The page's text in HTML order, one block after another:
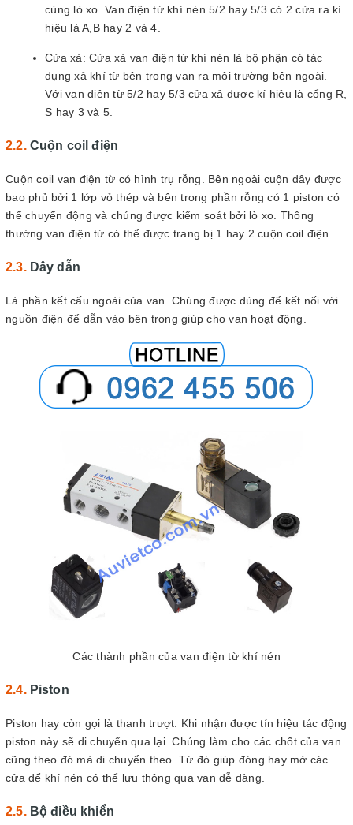
cùng lò xo. Van điện từ khí nén 5/2 hay 5/3 có 2 cửa ra kí
hiệu là A,B hay 2 và 4.
Cửa xả: Cửa xả van điện từ khí nén là bộ phận có tác
dụng xả khí từ bên trong van ra môi trường bên ngoài.
Với van điện từ 5/2 hay 5/3 cửa xả được kí hiệu là cổng R,
S hay 3 và 5.
Cuộn coil điện
Cuộn coil van điện từ có hình trụ rỗng. Bên ngoài cuộn dây được
bao phủ bởi 1 lớp vỏ thép và bên trong phần rỗng có 1 piston có
thể chuyển động và chúng được kiểm soát bởi lò xo. Thông
thường van điện từ có thể được trang bị 1 hay 2 cuộn coil điện.
Dây dẫn
Là phần kết cấu ngoài của van. Chúng được dùng để kết nối với
nguồn điện để dẫn vào bên trong giúp cho van hoạt động.
Các thành phần của van điện từ khí nén
Piston
Piston hay còn gọi là thanh trượt. Khi nhận được tín hiệu tác động
piston này sẽ di chuyển qua lại. Chúng làm cho các chốt của van
cũng theo đó mà di chuyển theo. Từ đó giúp đóng hay mở các
cửa để khí nén có thể lưu thông qua van dễ dàng.
Bộ điều khiển